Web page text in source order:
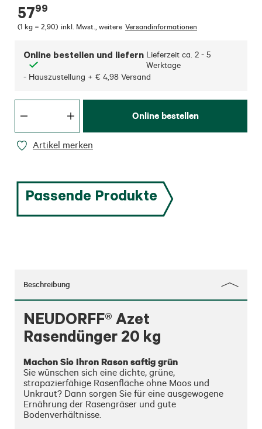
5799
(1 kg = 2,90) inkl. Mwst. weitere Versandinformationen
Online bestellen und liefern Lieferzeit ca. 2 - 5
Werktage
- Hauszustellung + € 4,98 Versand
Online bestellen
Artikel merken
Passende Produkte
Beschreibung
NEUDORFF® Azet
Rasendünger 20 kg
Machen Sie Ihren Rasen saftig grün
Sie wünschen sich eine dichte, grüne,
strapazierfähige Rasenfläche ohne Moos und
Unkraut? Dann sorgen Sie für eine ausgewogene
Ernährung der Rasengräser und gute
Bodenverhältnisse.